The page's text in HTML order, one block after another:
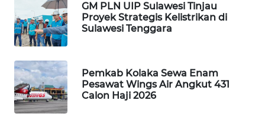
GM PLN UIP Sulawesi Tinjau
Proyek Strategis Kelistrikan di
Sulawesi Tenggara
Pemkab Kolaka Sewa Enam
Pesawat Wings Air Angkut 431
Calon Haji 2026
MKLI
LPKKI
LKKI
KOPEKLIN